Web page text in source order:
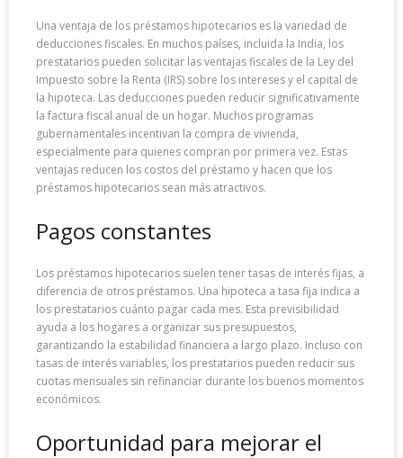
Una ventaja de los préstamos hipotecarios es la variedad de
deducciones fiscales. En muchos países, incluida la India, los
prestatarios pueden solicitar las ventajas fiscales de la Ley del
Impuesto sobre la Renta (IRS) sobre los intereses y el capital de
la hipoteca. Las deducciones pueden reducir significativamente
la factura fiscal anual de un hogar. Muchos programas
gubernamentales incentivan la compra de vivienda,
especialmente para quienes compran por primera vez. Estas
ventajas reducen los costos del préstamo y hacen que los
préstamos hipotecarios sean más atractivos.
Pagos constantes
Los préstamos hipotecarios suelen tener tasas de interés fijas, a
diferencia de otros préstamos. Una hipoteca a tasa fija indica a
los prestatarios cuánto pagar cada mes. Esta previsibilidad
ayuda a los hogares a organizar sus presupuestos,
garantizando la estabilidad financiera a largo plazo. Incluso con
tasas de interés variables, los prestatarios pueden reducir sus
cuotas mensuales sin refinanciar durante los buenos momentos
económicos.
Oportunidad para mejorar el